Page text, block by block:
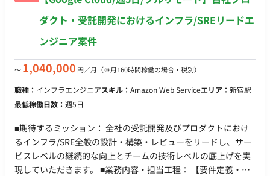
ダクト・受託開発におけるインフラ/SREリードエ
ンジニア案件
〜1,040,000 円／月 （※月160時間稼働の場合・税別）
職種： インフラエンジニアスキル： Amazon Web Serviceエリア： 新宿駅
最低稼働日数： 週5日
■期待するミッション： 全社の受託開発及びプロダクトにおけ
るインフラ/SRE全般の設計・構築・レビューをリードし、サー
ビスレベルの継続的な向上とチームの技術レベルの底上げを実
現していただきます。 ■業務内容・担当工程： 【要件定義・設